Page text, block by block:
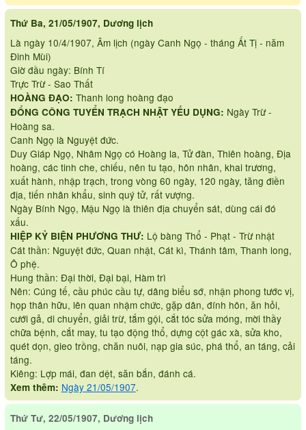
Thứ Ba, 21/05/1907, Dương lịch
Là ngày 10/4/1907, Âm lịch (ngày Canh Ngọ - tháng Ất Tị - năm
Đinh Mùi)
Giờ đầu ngày: Bính Tí
Trực Trừ - Sao Thất
HOÀNG ĐẠO: Thanh long hoàng đạo
ĐỔNG CÔNG TUYỂN TRẠCH NHẬT YẾU DỤNG: Ngày Trừ -
Hoàng sa.
Canh Ngọ là Nguyệt đức.
Duy Giáp Ngọ, Nhâm Ngọ có Hoàng la, Tử đàn, Thiên hoàng, Địa
hoàng, các tinh che, chiếu, nên tu tạo, hôn nhân, khai trương,
xuất hành, nhập trạch, trong vòng 60 ngày, 120 ngày, tăng điền
địa, tiến nhân khẩu, sinh quý tử, rất vượng.
Ngày Bính Ngọ, Mậu Ngọ là thiên địa chuyển sát, dùng cái đó
xấu.
HIỆP KỶ BIỆN PHƯƠNG THƯ: Lộ bàng Thổ - Phạt - Trừ nhật
Cát thần: Nguyệt đức, Quan nhật, Cát kì, Thánh tâm, Thanh long,
Ô phệ.
Hung thần: Đại thời, Đại bại, Hàm trì
Nên: Cúng tế, cầu phúc cầu tự, dâng biểu sớ, nhận phong tước vị,
họp thân hữu, lên quan nhậm chức, gặp dân, đính hôn, ăn hỏi,
cưới gả, di chuyển, giải trừ, tắm gội, cắt tóc sửa móng, mời thầy
chữa bệnh, cắt may, tu tạo động thổ, dựng cột gác xà, sửa kho,
quét dọn, gieo trồng, chăn nuôi, nạp gia súc, phá thổ, an táng, cải
táng.
Kiêng: Lợp mái, đan dệt, săn bắn, đánh cá.
Xem thêm: Ngày 21/05/1907.
Thứ Tư, 22/05/1907, Dương lịch